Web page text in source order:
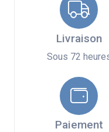
Livraison
Sous 72
Paiement